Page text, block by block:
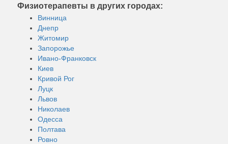
Физиотерапевты в других городах:
Винница
Днепр
Житомир
Запорожье
Ивано-Франковск
Киев
Кривой Рог
Луцк
Львов
Николаев
Одесса
Полтава
Ровно